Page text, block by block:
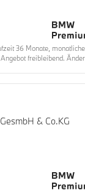
36 Monate,
freibleibend.
& Co.KG